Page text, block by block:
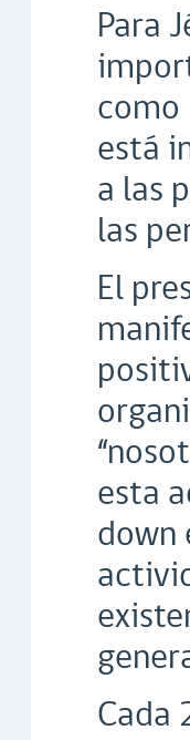
Para
como
está
a las
las
El
esta
down
Cada